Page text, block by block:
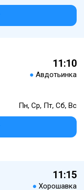
11:10
● Авдотьинка
Пн, Ср, Пт, Сб, Вс
11:15
● Хорошавка